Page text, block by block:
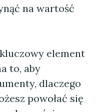
na wartość
element
to, aby
dlaczego
powołać się